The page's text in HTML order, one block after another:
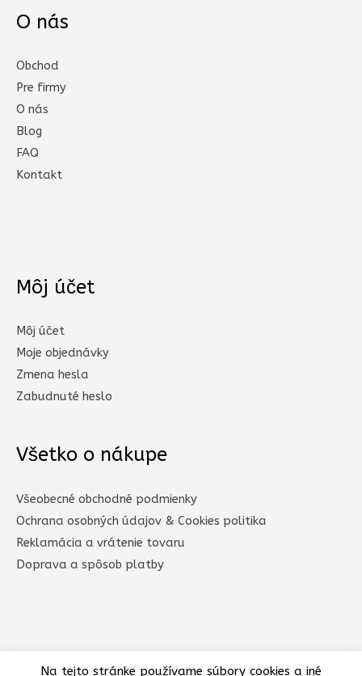
O nás
Obchod
Pre firmy
O nás
Blog
FAQ
Kontakt
Môj účet
Môj účet
Moje objednávky
Zmena hesla
Zabudnuté heslo
Všetko o nákupe
Všeobecné obchodné podmienky
Ochrana osobných údajov & Cookies politika
Reklamácia a vrátenie tovaru
Doprava a spôsob platby​
Na tejto stránke používame súbory cookies a iné